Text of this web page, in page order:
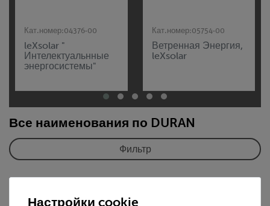
Кат.номер:04376-00
leXsolar "
Интелектуальнные
энергосистемы"
Кат.номер:05754-00
Ветренная Энергия,
leXsolar
Все наименования по DURAN
Фильтр
Настройки cookie